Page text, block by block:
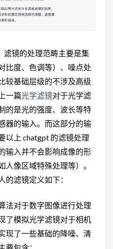
滤镜的处理范畴主要是集
比度、色调等）、噪点处
较基础层级的不涉及高级
一篇光学滤镜对于光学滤
的是光的强度、波长等特
器的输入。而这部分的输
以上 chatgpt 的滤镜处理
输入并不会影响成像的形
人像区域特殊处理等）。
的滤镜定义如下：
法对于数字图像进行处理
了模拟光学滤镜对于相机
现了一些基础的降噪、清